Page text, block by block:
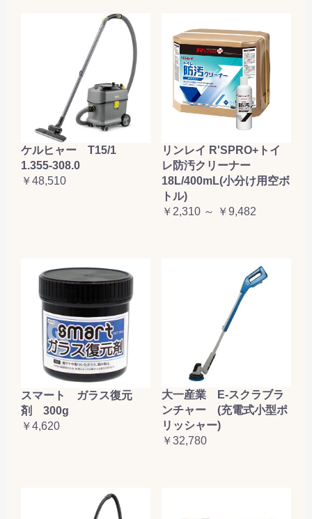
ケルヒャー T15/1
1.355-308.0
￥48,510
リンレイ R'SPRO+トイ
レ防汚クリーナー
18L/400mL(小分け用空ボ
トル)
￥2,310 ～ ￥9,482
スマート ガラス復元
剤 300g
￥4,620
大一産業 E-スクラブラ
ンチャー (充電式小型ポ
リッシャー)
￥32,780